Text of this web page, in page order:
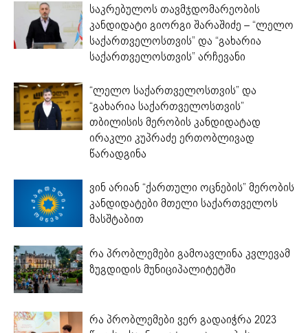
საკრებულოს თავმჯდომარეობის
კანდიდატი გიორგი შარაშიძე – “ლელო
საქართველოსთვის” და “გახარია
საქართველოსთვის” არჩევანი
“ლელო საქართველოსთვის” და
“გახარია საქართველოსთვის”
თბილისის მერობის კანდიდატად
ირაკლი კუპრაძე ერთობლივად
წარადგინა
ვინ არიან “ქართული ოცნების” მერობის
კანდიდატები მთელი საქართველოს
მასშტაბით
რა პრობლემები გამოავლინა კვლევამ
ზუგდიდის მუნიციპალიტეტში
რა პრობლემები ვერ გადაიჭრა 2023